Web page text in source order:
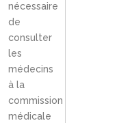
nécessaire
de
consulter
les
médecins
à la
commission
médicale